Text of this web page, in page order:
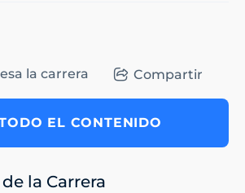
la carrera Compartir
EL CONTENIDO
la Carrera